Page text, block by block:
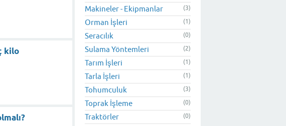
kilo
Makineler - Ekipmanlar (3)
Orman İşleri (1)
Seracılık (0)
Sulama Yöntemleri (2)
Tarım İşleri (1)
Tarla İşleri (1)
Tohumculuk (3)
Toprak İşleme (0)
Traktörler (0)